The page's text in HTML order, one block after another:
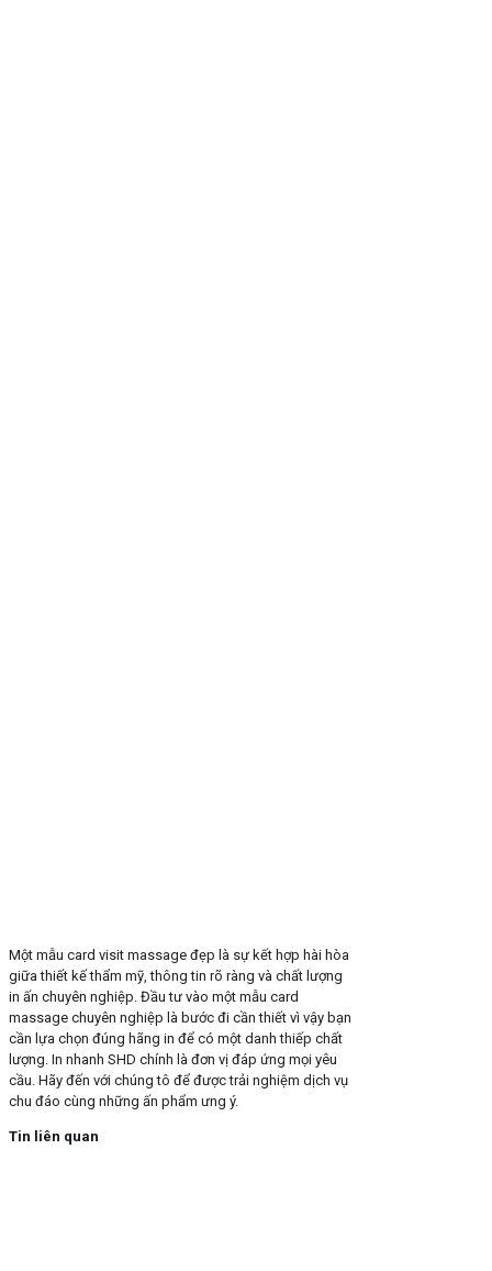
Một mẫu card visit massage đẹp là sự kết hợp hài hòa
giữa thiết kế thẩm mỹ, thông tin rõ ràng và chất lượng
in ấn chuyên nghiệp. Đầu tư vào một mẫu card
massage chuyên nghiệp là bước đi cần thiết vì vậy bạn
cần lựa chọn đúng hãng in để có một danh thiếp chất
lượng. In nhanh SHD chính là đơn vị đáp ứng mọi yêu
cầu. Hãy đến với chúng tô để được trải nghiệm dịch vụ
chu đáo cùng những ấn phẩm ưng ý.
Tin liên quan